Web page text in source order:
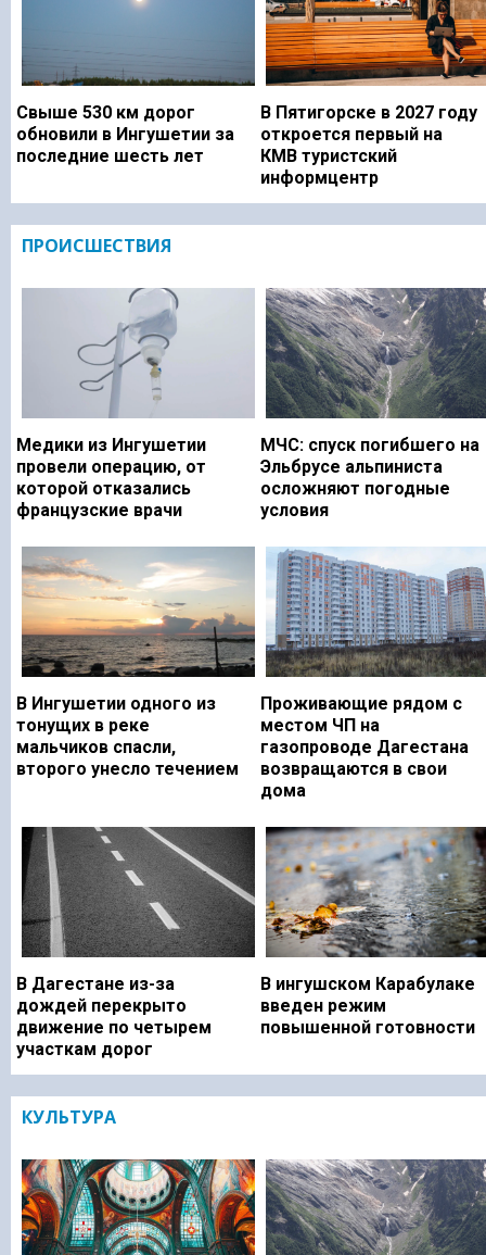
Свыше 530 км дорог
обновили в Ингушетии за
последние шесть лет
В Пятигорске в 2027 году
откроется первый на
КМВ туристский
информцентр
ПРОИСШЕСТВИЯ
Медики из Ингушетии
провели операцию, от
которой отказались
французские врачи
МЧС: спуск погибшего на
Эльбрусе альпиниста
осложняют погодные
условия
В Ингушетии одного из
тонущих в реке
мальчиков спасли,
второго унесло течением
Проживающие рядом с
местом ЧП на
газопроводе Дагестана
возвращаются в свои
дома
В Дагестане из-за
дождей перекрыто
движение по четырем
участкам дорог
В ингушском Карабулаке
введен режим
повышенной готовности
КУЛЬТУРА